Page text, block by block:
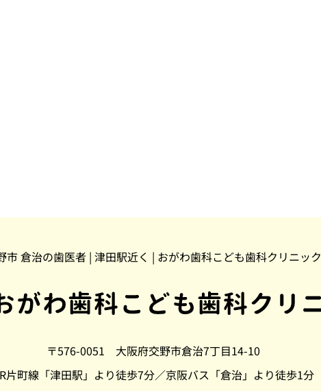
市 倉治の歯医者 | 津田駅近く | おがわ歯科こども歯科クリニック
〒576-0051 大阪府交野市倉治7丁目14-10
片町線「津田駅」より徒歩7分／京阪バス「倉治」より徒歩1分